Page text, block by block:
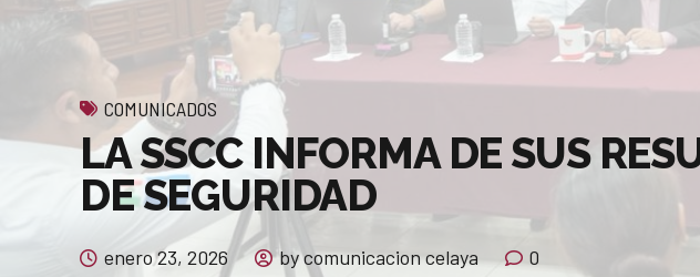
COMUNICADOS
LA SSCC INFORMA DE SUS
DE SEGURIDAD
enero 23, 2026 by comunicacion celaya 0